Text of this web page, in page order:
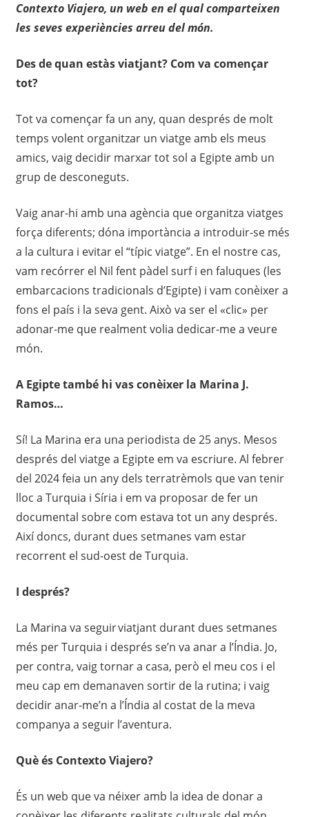
Contexto Viajero, un web en el qual comparteixen
les seves experiències arreu del món.
Des de quan estàs viatjant? Com va començar
tot?
Tot va començar fa un any, quan després de molt
temps volent organitzar un viatge amb els meus
amics, vaig decidir marxar tot sol a Egipte amb un
grup de desconeguts.
Vaig anar-hi amb una agència que organitza viatges
força diferents; dóna importància a introduir-se més
a la cultura i evitar el “típic viatge”. En el nostre cas,
vam recórrer el Nil fent pàdel surf i en faluques (les
embarcacions tradicionals d’Egipte) i vam conèixer a
fons el país i la seva gent. Això va ser el «clic» per
adonar-me que realment volia dedicar-me a veure
món.
A Egipte també hi vas conèixer la Marina J.
Ramos…
Sí! La Marina era una periodista de 25 anys. Mesos
després del viatge a Egipte em va escriure. Al febrer
del 2024 feia un any dels terratrèmols que van tenir
lloc a Turquia i Síria i em va proposar de fer un
documental sobre com estava tot un any després.
Així doncs, durant dues setmanes vam estar
recorrent el sud-oest de Turquia.
I després?
La Marina va seguir viatjant durant dues setmanes
més per Turquia i després se’n va anar a l’Índia. Jo,
per contra, vaig tornar a casa, però el meu cos i el
meu cap em demanaven sortir de la rutina; i vaig
decidir anar-me’n a l’Índia al costat de la meva
companya a seguir l’aventura.
Què és Contexto Viajero?
És un web que va néixer amb la idea de donar a